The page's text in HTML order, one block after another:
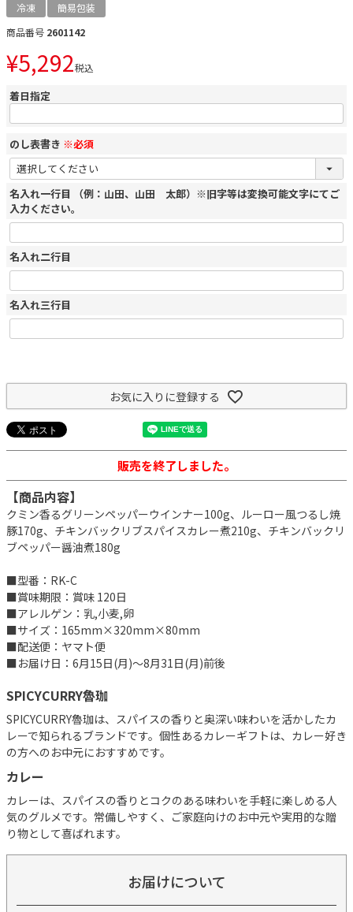
冷凍
簡易包装
商品番号 2601142
¥5,292税込
着日指定
のし表書き ※必須
名入れ一行目 （例：山田、山田 太郎）※旧字等は変換可能文字にてご
入力ください。
名入れ二行目
名入れ三行目
お気に入りに登録する
販売を終了しました。
【商品内容】
クミン香るグリーンペッパーウインナー100g、ルーロー風つるし焼
豚170g、チキンバックリブスパイスカレー煮210g、チキンバックリ
ブペッパー醤油煮180g
■型番：RK-C
■賞味期限：賞味 120日
■アレルゲン：乳,小麦,卵
■サイズ：165mm×320mm×80mm
■配送便：ヤマト便
■お届け日：6月15日(月)～8月31日(月)前後
SPICYCURRY魯珈
SPICYCURRY魯珈は、スパイスの香りと奥深い味わいを活かしたカ
レーで知られるブランドです。個性あるカレーギフトは、カレー好き
の方へのお中元におすすめです。
カレー
カレーは、スパイスの香りとコクのある味わいを手軽に楽しめる人
気のグルメです。常備しやすく、ご家庭向けのお中元や実用的な贈
り物として喜ばれます。
お届けについて